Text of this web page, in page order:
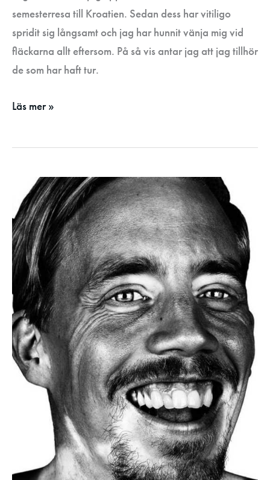
semesterresa till Kroatien. Sedan dess har vitiligo
spridit sig långsamt och jag har hunnit vänja mig vid
fläckarna allt eftersom. På så vis antar jag att jag tillhör
de som har haft tur.
Läs mer »
Andreas
resa